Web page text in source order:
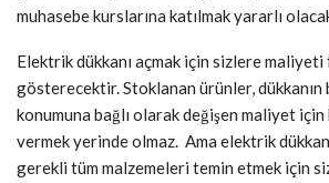
muhasebe kurslarına katılmak yararlı
Elektrik dükkanı açmak için sizlere maliyeti
gösterecektir. Stoklanan ürünler, dükkanın
konumuna bağlı olarak değişen maliyet
vermek yerinde olmaz. Ama elektrik
gerekli tüm malzemeleri temin etmek için